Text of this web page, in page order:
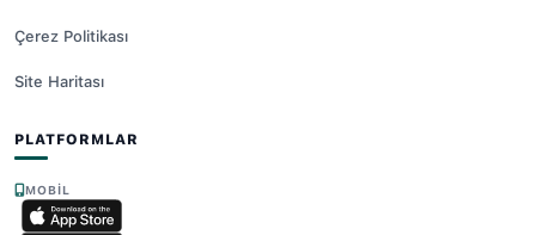
Çerez Politikası
Site Haritası
PLATFORMLAR
MOBIL